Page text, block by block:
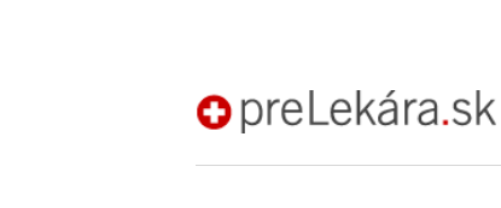
preLekára.sk